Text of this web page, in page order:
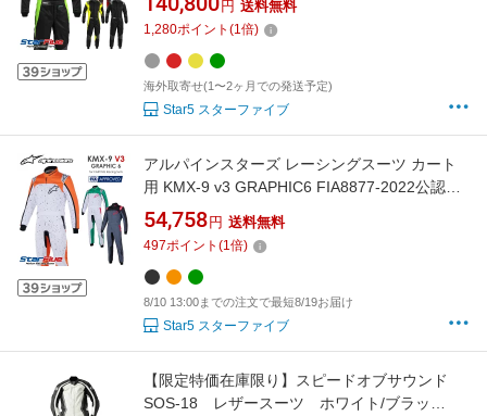
円 送料無料
1,280ポイント (1倍)
海外取寄せ(1〜2ヶ月での発送予定)
Star5 スターファイブ
アルパインスターズ レーシングスーツ カート
用 KMX-9 v3 GRAPHIC6 FIA8877-2022公認
alpinestars 2026年継続モデル
54,758 円 送料無料
497ポイント (1倍)
8/10 13:00までの注文で最短8/19お届け
Star5 スターファイブ
【限定特価在庫限り】スピードオブサウンド
SOS-18 レザースーツ ホワイト/ブラッ